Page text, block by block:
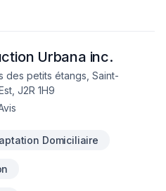
aspirations.Urbana inc.
des petits étangs, Saint-
J2R 1H9
Domiciliaire